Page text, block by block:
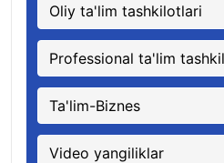
Oliy ta'lim tashkilotlari
Professional ta'lim
Ta'lim-Biznes
Video yangiliklar